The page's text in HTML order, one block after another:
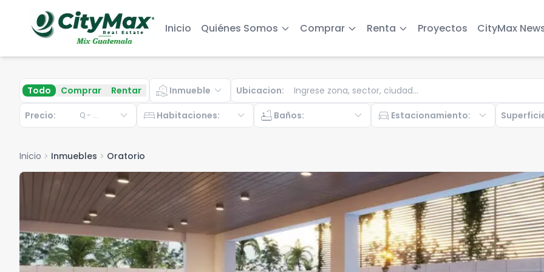
Inicio Quiénes Somos Comprar Renta Proyectos CityMax
Todo Comprar Rentar real_estate_agent Inmueble expand_more Ubicacion:
Precio: Q - ... expand_more bed Habitaciones: expand_more bathtub Baños: expand_more directions_car Estacionamiento: expand_more
Inicio chevron_right Inmuebles chevron_right Oratorio